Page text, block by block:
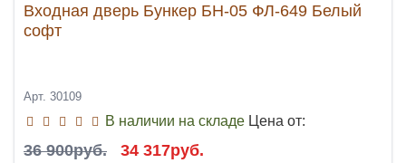
Входная дверь Бункер БН-05 ФЛ-649 Белый
софт
Арт. 30109
В наличии на складе Цена от:
36 900руб. 34 317руб.